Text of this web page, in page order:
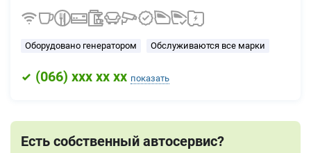
Оборудовано генератором Обслуживаются все марки
(066) xxx xx xx показать
Есть собственный автосервис?